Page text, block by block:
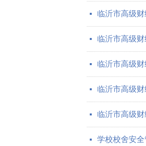
넷 临沂市高级
넷 临沂市高级
넷 临沂市高级
넷 临沂市高级
넷 临沂市高级
넷 学校校舍安